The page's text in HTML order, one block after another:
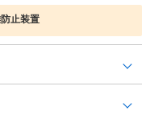
止装置